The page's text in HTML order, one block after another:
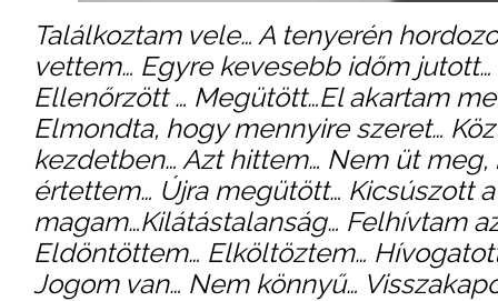
Találkoztam vele… A tenyerén
vettem… Egyre kevesebb időm
Ellenőrzött … Megütött…El akartam
Elmondta, hogy mennyire szeret…
kezdetben… Azt hittem… Nem üt
értettem… Újra megütött… Kicsúszott
magam…Kilátástalanság… Felhívtam
Eldöntöttem… Elköltöztem…
Jogom van… Nem könnyű…